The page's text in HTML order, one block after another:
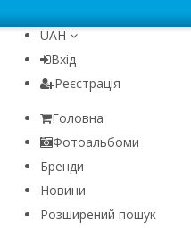
UAH
Вхід
Реєстрація
Головна
Фотоальбоми
Бренди
Новини
Розширений пошук